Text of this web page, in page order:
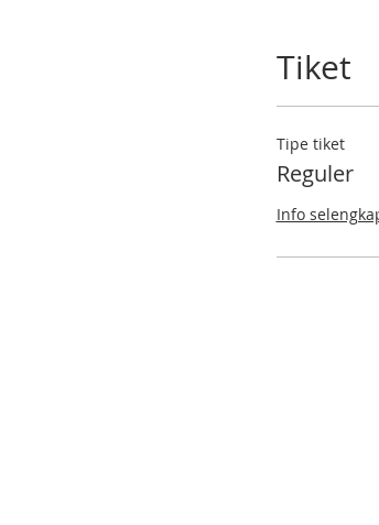
Tiket
Tipe tiket
Reguler
Info